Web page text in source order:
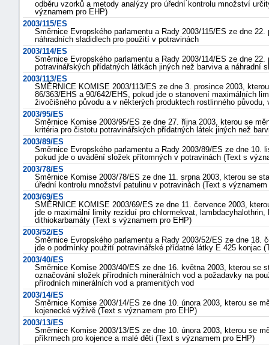
odběru vzorků a metody analýzy pro úřední kontrolu množství
významem pro EHP)
2003/115/ES
Směrnice Evropského parlamentu a Rady 2003/115/ES ze dne
náhradních sladidlech pro použití v potravinách
2003/114/ES
Směrnice Evropského parlamentu a Rady 2003/114/ES ze dne
potravinářských přídatných látkách jiných než barviva a náhradní
2003/113/ES
SMĚRNICE KOMISE 2003/113/ES ze dne 3. prosince 2003,
86/363/EHS a 90/642/EHS, pokud jde o stanovení maximálních
živočišného původu a v některých produktech rostlinného
2003/95/ES
Směrnice Komise 2003/95/ES ze dne 27. října 2003, kterou se
kritéria pro čistotu potravinářských přídatných látek jiných než
2003/89/ES
Směrnice Evropského parlamentu a Rady 2003/89/ES ze dne 10.
pokud jde o uvádění složek přítomných v potravinách (Text s
2003/78/ES
Směrnice Komise 2003/78/ES ze dne 11. srpna 2003, kterou se
úřední kontrolu množství patulinu v potravinách (Text s významem
2003/69/ES
SMĚRNICE KOMISE 2003/69/ES ze dne 11. července 2003,
jde o maximální limity reziduí pro chlormekvat,
dithiokarbamáty (Text s významem pro EHP)
2003/52/ES
Směrnice Evropského parlamentu a Rady 2003/52/ES ze dne 18.
jde o podmínky použití potravinářské přídatné látky E 425 konjac
2003/40/ES
Směrnice Komise 2003/40/ES ze dne 16. května 2003, kterou se
označování složek přírodních minerálních vod a požadavky na
přírodních minerálních vod a pramenitých vod
2003/14/ES
Směrnice Komise 2003/14/ES ze dne 10. února 2003, kterou se
kojenecké výživě (Text s významem pro EHP)
2003/13/ES
Směrnice Komise 2003/13/ES ze dne 10. února 2003, kterou se
příkrmech pro kojence a malé děti (Text s významem pro EHP)